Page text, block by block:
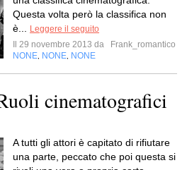
Questa volta però la classifica non
è...
Leggere il seguito
Il 29 novembre 2013 da
Frank_romantico
NONE NONE NONE
cinematografici
A tutti gli attori è capitato di rifiutare
una parte, peccato che poi questa si